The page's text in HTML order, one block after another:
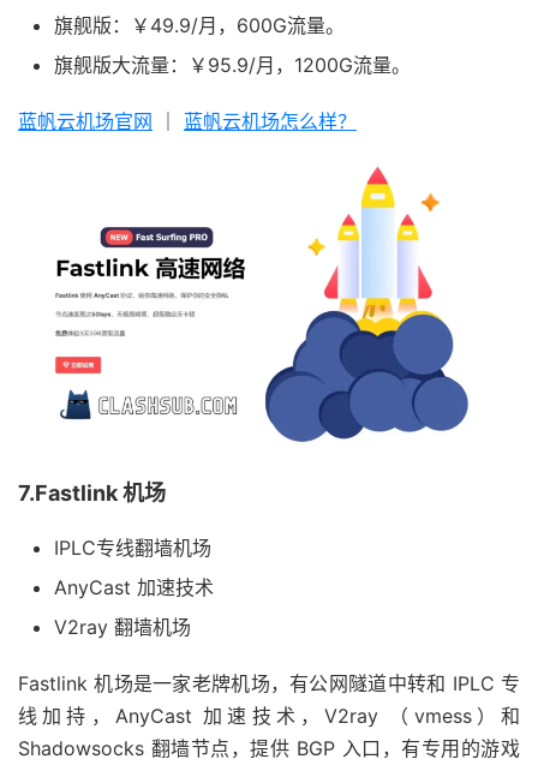
旗舰版：￥49.9/月，600G流量。
旗舰版大流量：￥95.9/月，1200G流量。
蓝帆云机场官网 蓝帆云机场怎么样？
7.Fastlink 机场
IPLC专线翻墙机场
AnyCast 加速技术
V2ray 翻墙机场
Fastlink 机场是一家老牌机场，有公网隧道中转和 IPLC 专
线加持，AnyCast 加速技术，V2ray （vmess）和
Shadowsocks 翻墙节点，提供 BGP 入口，有专用的游戏